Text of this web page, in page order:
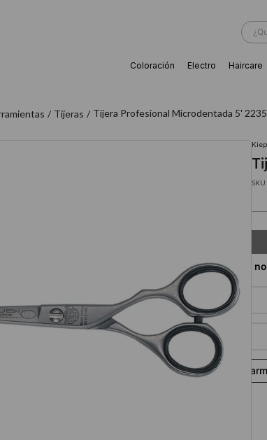
Coloración Electro Haircare
Tijeras Tijera Profesional Microdentada 5' 2235
9. acondicionador
10. protector térmico